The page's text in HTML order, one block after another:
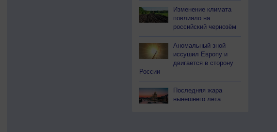
Изменение климата
повлияло на
российский чернозём
Аномальный зной
иссушил Европу и
двигается в сторону
России
Последняя жара
нынешнего лета